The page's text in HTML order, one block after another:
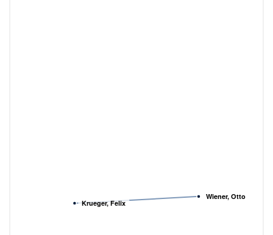
Wiener, Otto
Krueger, Felix